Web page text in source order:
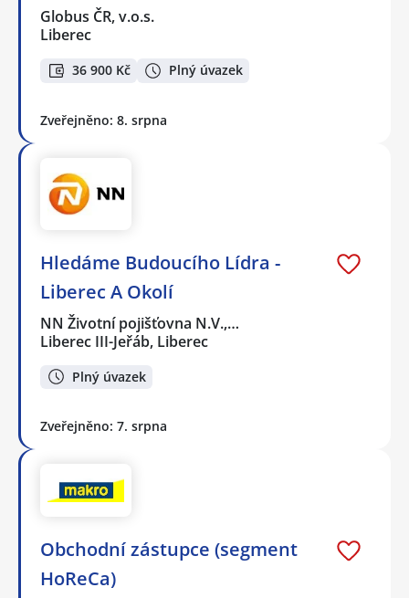
Globus ČR, v.o.s.
Liberec
36 900 Kč Plný úvazek
Zveřejněno: 8. srpna
Hledáme Budoucího Lídra -
Liberec A Okolí
NN Životní pojišťovna N.V.,…
Liberec III-Jeřáb, Liberec
Plný úvazek
Zveřejněno: 7. srpna
Obchodní zástupce (segment
HoReCa)